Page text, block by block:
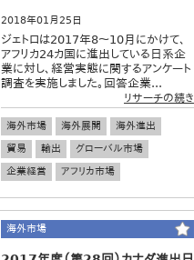
2018年01月25日
ジェトロは2017年8～10月にかけて、
アフリカ24カ国に進出している日系企
業に対し、経営実態に関するアンケート
調査を実施しました。回答企業...
リサーチの続き
海外市場 海外展開
海外進出
貿易
輸出
グローバル市場
企業経営
アフリカ市場
海外市場